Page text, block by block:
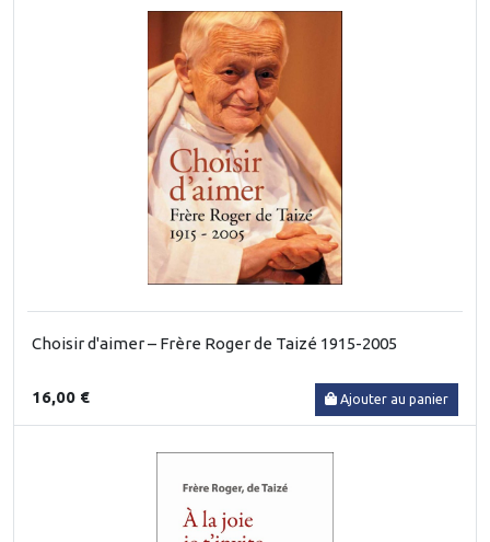
Choisir d'aimer – Frère Roger de Taizé 1915-2005
16,00 € Ajouter au panier